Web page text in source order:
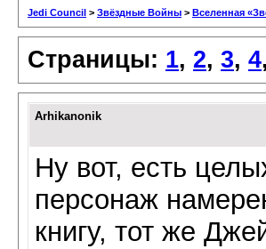
Jedi Council > Звёздные Войны > Вселенная
Страницы: 1, 2, 3, 4,
Arhikanonik
Ну вот, есть
персонаж
книгу, тот же